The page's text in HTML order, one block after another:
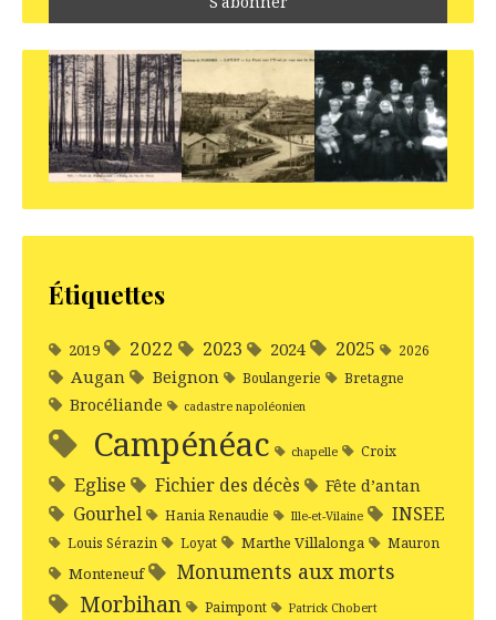
Étiquettes
2019 2022 2023 2024 2025 2026
Augan Beignon Boulangerie Bretagne
Brocéliande cadastre napoléonien
Campénéac chapelle Croix
Eglise Fichier des décès Fête d’antan
Gourhel Hania Renaudie Ille-et-Vilaine INSEE
Louis Sérazin Loyat Marthe Villalonga Mauron
Monteneuf Monuments aux morts
Morbihan Paimpont Patrick Chobert